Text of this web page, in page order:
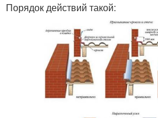
Порядок действий такой: